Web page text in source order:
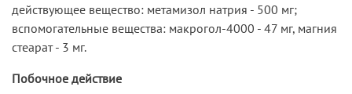
действующее вещество: метамизол натрия - 500 мг;
вспомогательные вещества: макрогол-4000 - 47 мг, магния
стеарат - 3 мг.
Побочное действие